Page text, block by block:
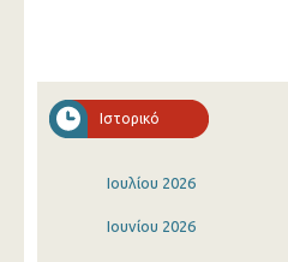
Ιστορικό
Ιουλίου 2026
Ιουνίου 2026